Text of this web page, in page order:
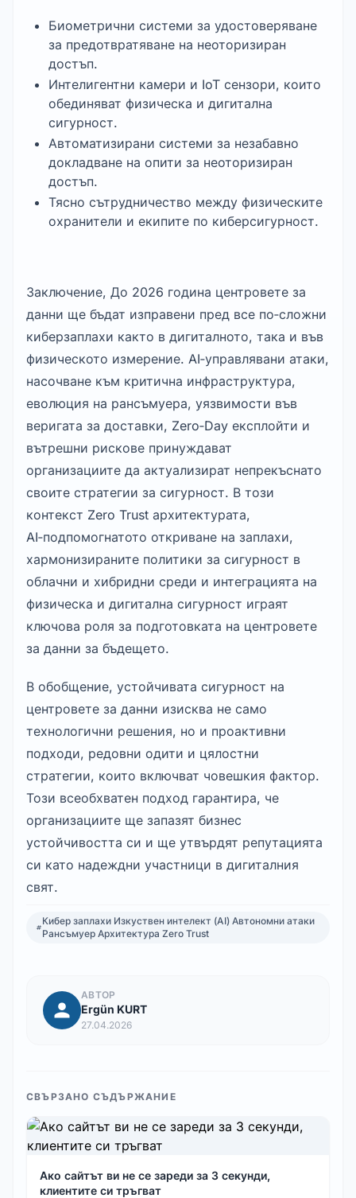
Биометрични системи за удостоверяване
за предотвратяване на неоторизиран
достъп.
Интелигентни камери и IoT сензори, които
обединяват физическа и дигитална
сигурност.
Автоматизирани системи за незабавно
докладване на опити за неоторизиран
достъп.
Тясно сътрудничество между физическите
охранители и екипите по киберсигурност.
Заключение, До 2026 година центровете за
данни ще бъдат изправени пред все по‑сложни
киберзаплахи както в дигиталното, така и във
физическото измерение. AI‑управлявани атаки,
насочване към критична инфраструктура,
еволюция на рансъмуера, уязвимости във
веригата за доставки, Zero‑Day експлойти и
вътрешни рискове принуждават
организациите да актуализират непрекъснато
своите стратегии за сигурност. В този
контекст Zero Trust архитектурата,
AI‑подпомогнатото откриване на заплахи,
хармонизираните политики за сигурност в
облачни и хибридни среди и интеграцията на
физическа и дигитална сигурност играят
ключова роля за подготовката на центровете
за данни за бъдещето.
В обобщение, устойчивата сигурност на
центровете за данни изисква не само
технологични решения, но и проактивни
подходи, редовни одити и цялостни
стратегии, които включват човешкия фактор.
Този всеобхватен подход гарантира, че
организациите ще запазят бизнес
устойчивостта си и ще утвърдят репутацията
си като надеждни участници в дигиталния
свят.
Кибер заплахи Изкуствен интелект (AI) Автономни атаки
Рансъмуер Архитектура Zero Trust
АВТОР
Ergün KURT
27.04.2026
СВЪРЗАНО СЪДЪРЖАНИЕ
Ако сайтът ви не се зареди за 3 секунди,
клиентите си тръгват